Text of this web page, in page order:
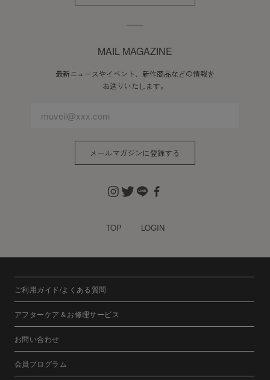
MAIL MAGAZINE
最新ニュースやイベント、新作商品などの情報を
お送りいたします。
メールマガジンに登録する
TOP LOGIN
ご利用ガイド/よくある質問
アフターケア＆お修理サービス
お問い合わせ
会員プログラム